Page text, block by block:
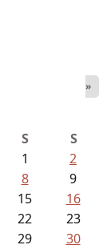
»
S
S
1
2
8
9
15
16
22
23
29
30